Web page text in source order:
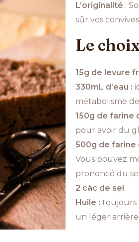
L’originalité :
sûr vos
Le
15g de levure
330mL d’eau :
métabolisme
150g de farine
pour avoir du
500g de farine
Vous pouvez
prononcé du
2 càc de sel
Huile :toujours
un léger